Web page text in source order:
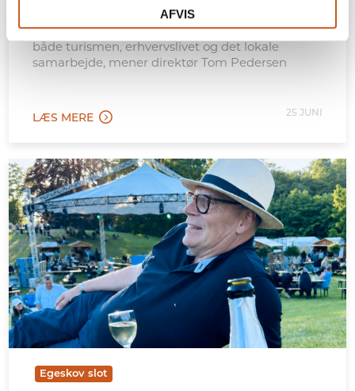
AFVIS
Svendborg Kommunes tv-satsning kan styrke
både turismen, erhvervslivet og det lokale
samarbejde, mener direktør Tom Pedersen
LÆS MERE 25 JUNI
Egeskov slot